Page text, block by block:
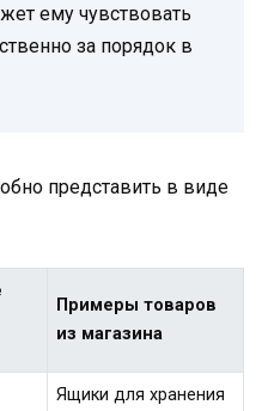
ему чувствовать
за порядок в
представить в виде
Примеры товаров
из магазина
Ящики для хранения